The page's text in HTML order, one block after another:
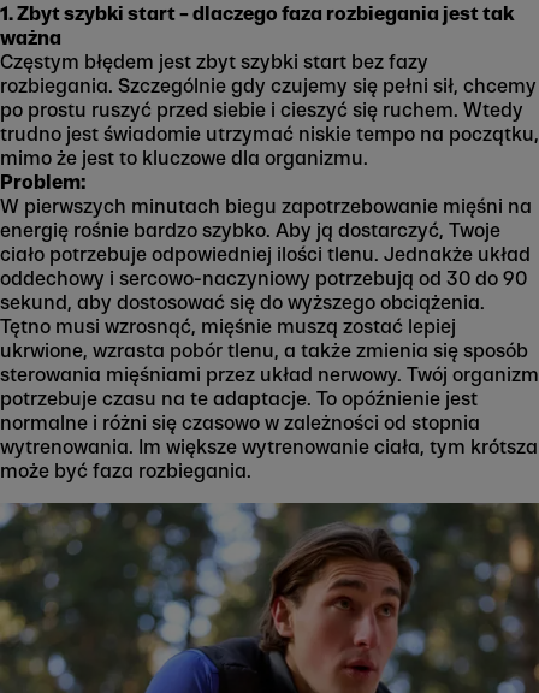
1. Zbyt szybki start – dlaczego faza rozbiegania jest tak
ważna
Częstym błędem jest zbyt szybki start bez fazy
rozbiegania. Szczególnie gdy czujemy się pełni sił, chcemy
po prostu ruszyć przed siebie i cieszyć się ruchem. Wtedy
trudno jest świadomie utrzymać niskie tempo na początku,
mimo że jest to kluczowe dla organizmu.
Problem:
W pierwszych minutach biegu zapotrzebowanie mięśni na
energię rośnie bardzo szybko. Aby ją dostarczyć, Twoje
ciało potrzebuje odpowiedniej ilości tlenu. Jednakże układ
oddechowy i sercowo-naczyniowy potrzebują od 30 do 90
sekund, aby dostosować się do wyższego obciążenia.
Tętno musi wzrosnąć, mięśnie muszą zostać lepiej
ukrwione, wzrasta pobór tlenu, a także zmienia się sposób
sterowania mięśniami przez układ nerwowy. Twój organizm
potrzebuje czasu na te adaptacje. To opóźnienie jest
normalne i różni się czasowo w zależności od stopnia
wytrenowania. Im większe wytrenowanie ciała, tym krótsza
może być faza rozbiegania.